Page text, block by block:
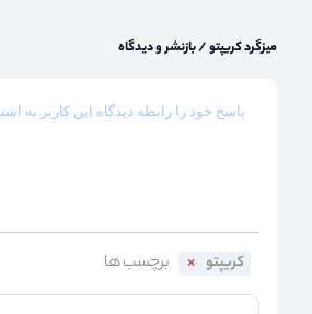
میزگرد کریپتو/بازنشر و دیدگاه
کریپتو